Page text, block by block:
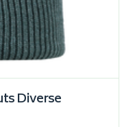
Diverse